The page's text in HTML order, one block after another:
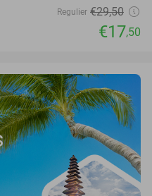
Regulier €29,50
€17,50